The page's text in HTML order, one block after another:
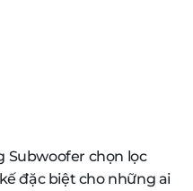
Subwoofer chọn lọc
đặc biệt cho những ai